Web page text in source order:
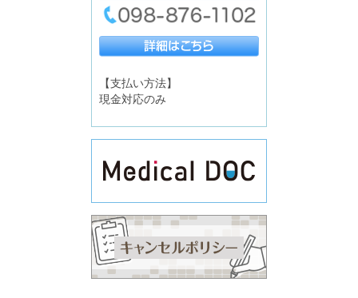
【支払い方法】
現金対応のみ